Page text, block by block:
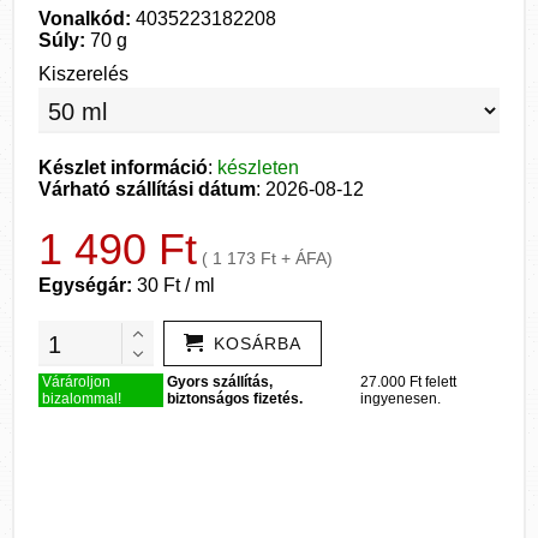
Vonalkód: 4035223182208
Súly: 70 g
Kiszerelés
Készlet információ: készleten
Várható szállítási dátum: 2026-08-12
1 490 Ft ( 1 173 Ft + ÁFA)
Egységár: 30 Ft / ml
KOSÁRBA
Várároljon
bizalommal!
Gyors szállítás,
biztonságos fizetés.
27.000 Ft felett
ingyenesen.